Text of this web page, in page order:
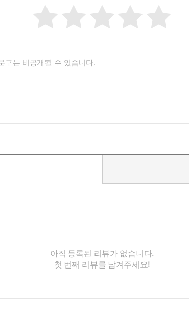
아직 등록된 리뷰가 없습니다.
첫 번째 리뷰를 남겨주세요!